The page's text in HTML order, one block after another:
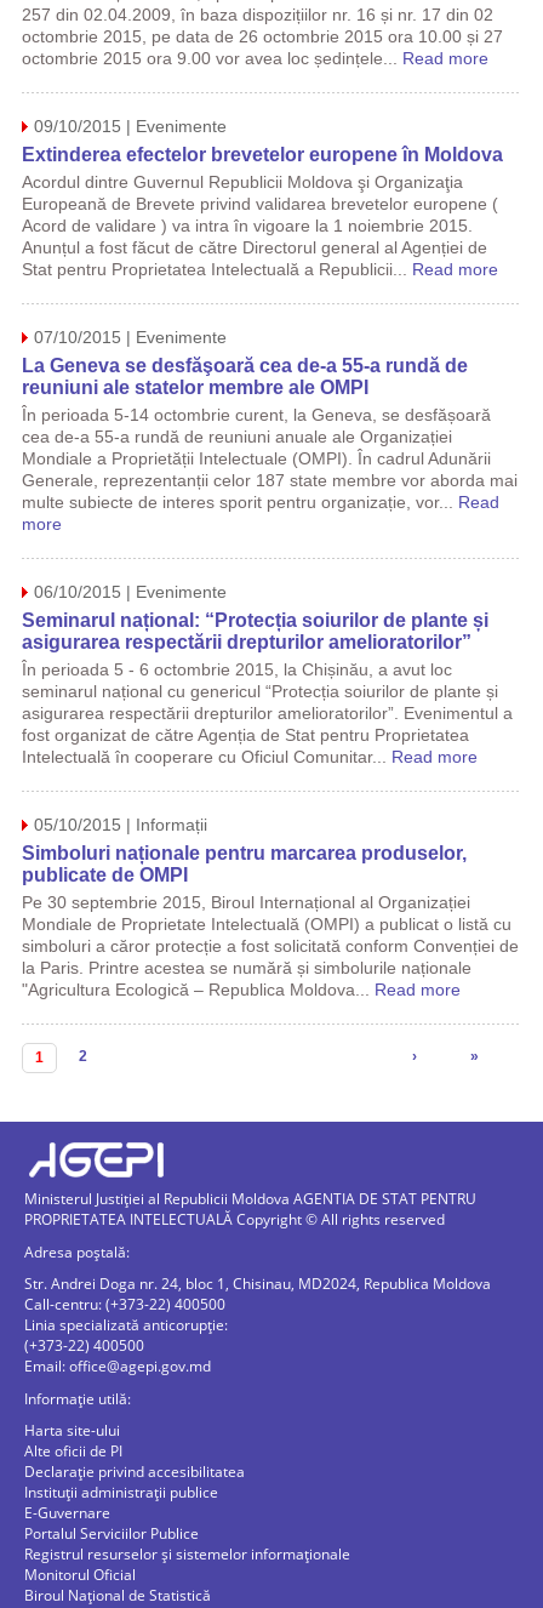
257 din 02.04.2009, în baza dispozițiilor nr. 16 și nr. 17 din 02
octombrie 2015, pe data de 26 octombrie 2015 ora 10.00 și 27
octombrie 2015 ora 9.00 vor avea loc ședințele... Read more
09/10/2015 | Evenimente
Extinderea efectelor brevetelor europene în Moldova
Acordul dintre Guvernul Republicii Moldova şi Organizaţia
Europeană de Brevete privind validarea brevetelor europene (
Acord de validare ) va intra în vigoare la 1 noiembrie 2015.
Anunțul a fost făcut de către Directorul general al Agenției de
Stat pentru Proprietatea Intelectuală a Republicii... Read more
07/10/2015 | Evenimente
La Geneva se desfăşoară cea de-a 55-a rundă de
reuniuni ale statelor membre ale OMPI
În perioada 5-14 octombrie curent, la Geneva, se desfășoară
cea de-a 55-a rundă de reuniuni anuale ale Organizației
Mondiale a Proprietății Intelectuale (OMPI). În cadrul Adunării
Generale, reprezentanții celor 187 state membre vor aborda mai
multe subiecte de interes sporit pentru organizație, vor... Read
more
06/10/2015 | Evenimente
Seminarul național: “Protecția soiurilor de plante și
asigurarea respectării drepturilor amelioratorilor”
În perioada 5 - 6 octombrie 2015, la Chișinău, a avut loc
seminarul național cu genericul “Protecția soiurilor de plante și
asigurarea respectării drepturilor amelioratorilor”. Evenimentul a
fost organizat de către Agenția de Stat pentru Proprietatea
Intelectuală în cooperare cu Oficiul Comunitar... Read more
05/10/2015 | Informații
Simboluri naționale pentru marcarea produselor,
publicate de OMPI
Pe 30 septembrie 2015, Biroul Internațional al Organizației
Mondiale de Proprietate Intelectuală (OMPI) a publicat o listă cu
simboluri a căror protecție a fost solicitată conform Convenției de
la Paris. Printre acestea se numără și simbolurile naționale
"Agricultura Ecologică – Republica Moldova... Read more
Pagini
1 2 › »
Ministerul Justiției al Republicii Moldova AGENTIA DE STAT PENTRU
PROPRIETATEA INTELECTUALĂ Copyright © All rights reserved
Adresa poștală:
Str. Andrei Doga nr. 24, bloc 1, Chisinau, MD2024, Republica Moldova
Call-centru: (+373-22) 400500
Linia specializată anticorupție:
(+373-22) 400500
Email:office@agepi.gov.md
Informație utilă:
Harta site-ului
Alte oficii de PI
Declarație privind accesibilitatea
Instituții administrații publice
E-Guvernare
Portalul Serviciilor Publice
Registrul resurselor și sistemelor informaționale
Monitorul Oficial
Biroul Naţional de Statistică